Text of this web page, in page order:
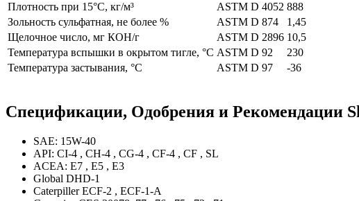
Плотность при 15°C, кг/м³
ASTM D 4052 888
Зольность сульфатная, не более %
ASTM D 874
1,45
Щелочное число, мг КОН/г
ASTM D 2896 10,5
Температура вспышки в окрытом тигле, °C ASTM D 92
230
Температура застывания, °C
ASTM D 97 -36
Спецификации, Одобрения и Рекомендации
SAE: 15W-40
API: CI-4 , CH-4 , CG-4 , CF-4 , CF , SL
ACEA: E7 , E5 , E3
Global DHD-1
Caterpiller ECF-2 , ECF-1-A